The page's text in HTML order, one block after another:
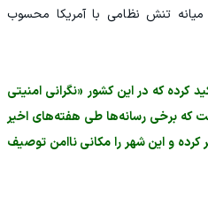
تنش نظامی با آمریکا محسوب
کرده که در این کشور «نگرانی امنیتی
که برخی رسانه‌ها طی هفته‌های اخیر
کرده و این شهر را مکانی ناامن توصیف